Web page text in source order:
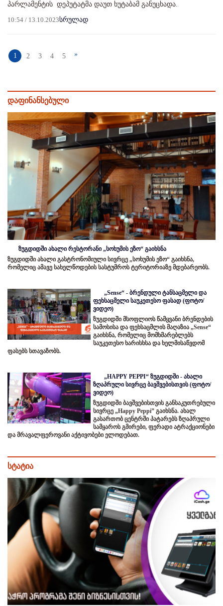
პარლამენტის დეპუტატმა დაუთ ხუტაბამ განუცხადა.
10:54 / 13.10.2023სრულად
1 2 3 4 5 »
დაფინანსებული
ზუგდიდში ახალი რესტორანი „სოხუმის ეზო“ გაიხსნა
ზუგდიდში ახალი გასტრონომიული სივრცე „სოხუმის ეზო“ გაიხსნა,
რომელიც ამავე სახელწოდების სასტუმროს ტერიტორიაზე მდებარეობს.
„Sense“ - ბრენდული ტანსაცმელი და
ფეხსაცმელი საუკეთესო ფასად (ფოტო/
ვიდეო)
ზუგდიდში მსოფლიოს წამყვანი ბრენდების
სამოსისა და ფეხსაცმლის მაღაზია „Sense“
გაიხსნა, რომელიც მომხმარებლებს
საუკეთესო ხარისხსა და ხელმისაწვდომ
ფასებს სთავაზობს.
„HAPPY PEPPI“ ზუგდიდში - ახალი
ზღაპრული სივრცე ბავშვებისთვის (ფოტო/
ვიდეო)
ზუგდიდში ბავშვებისთვის განსაკუთრებული
სივრცე „Happy Peppi” გაიხსნა. ახალ
გასართობ ცენტრში პატარებს ზღაპრული
სამყაროს გმირები, ფერადი ატრაქციონები
და მრავალფეროვანი აქტივობები ელოდებათ.
სტატია